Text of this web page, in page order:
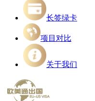
长签绿卡
项目对比
关于我们